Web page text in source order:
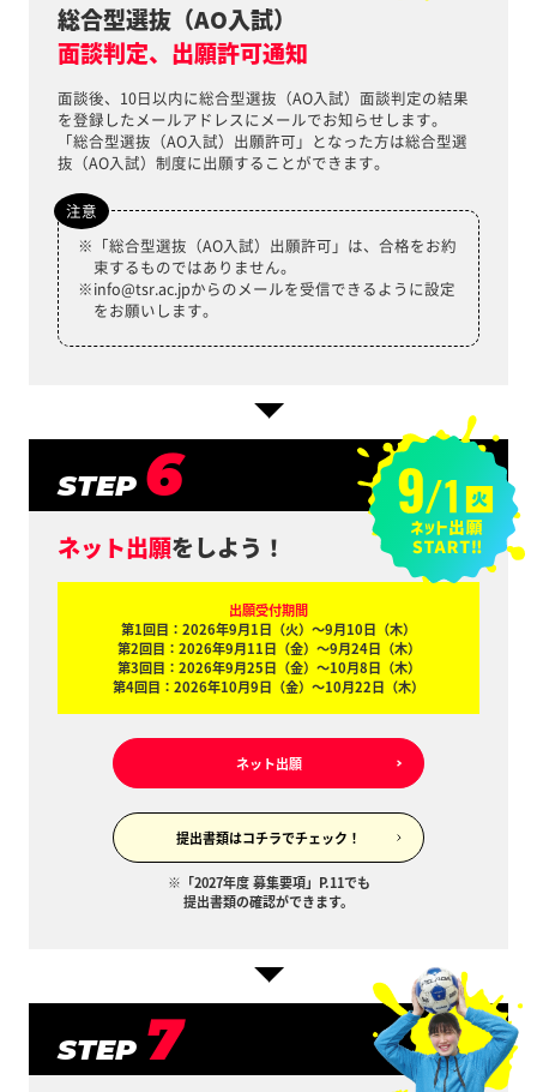
総合型選抜（AO入試）
面談判定、出願許可通知
面談後、10日以内に総合型選抜（AO入試）面談判定の結果
を登録したメールアドレスにメールでお知らせします。
「総合型選抜（AO入試）出願許可」となった方は総合型選
抜（AO入試）制度に出願することができます。
注意
「総合型選抜（AO入試）出願許可」は、合格をお約
束するものではありません。
info@tsr.ac.jpからのメールを受信できるように設定
をお願いします。
STEP 6
ネット出願をしよう！
出願受付期間
第1回目：2026年9月1日（火）〜9月10日（木）
第2回目：2026年9月11日（金）〜9月24日（木）
第3回目：2026年9月25日（金）〜10月8日（木）
第4回目：2026年10月9日（金）〜10月22日（木）
ネット出願
提出書類はコチラでチェック！
※「2027年度 募集要項」P.11でも
提出書類の確認ができます。
STEP 7